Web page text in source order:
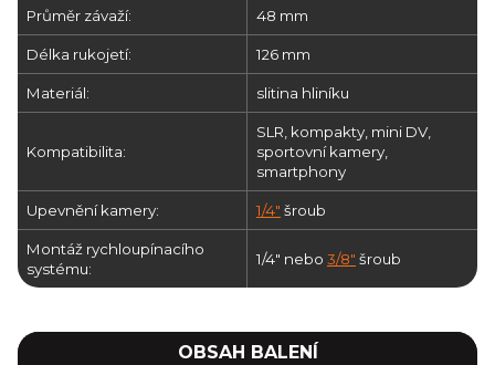
Průměr závaží: 48 mm
Délka rukojetí: 126 mm
Materiál: slitina hliníku
Kompatibilita:
SLR, kompakty, mini DV,
sportovní kamery,
smartphony
Upevnění kamery: 1/4" šroub
Montáž rychloupínacího
systému:
1/4" nebo 3/8" šroub
OBSAH BALENÍ